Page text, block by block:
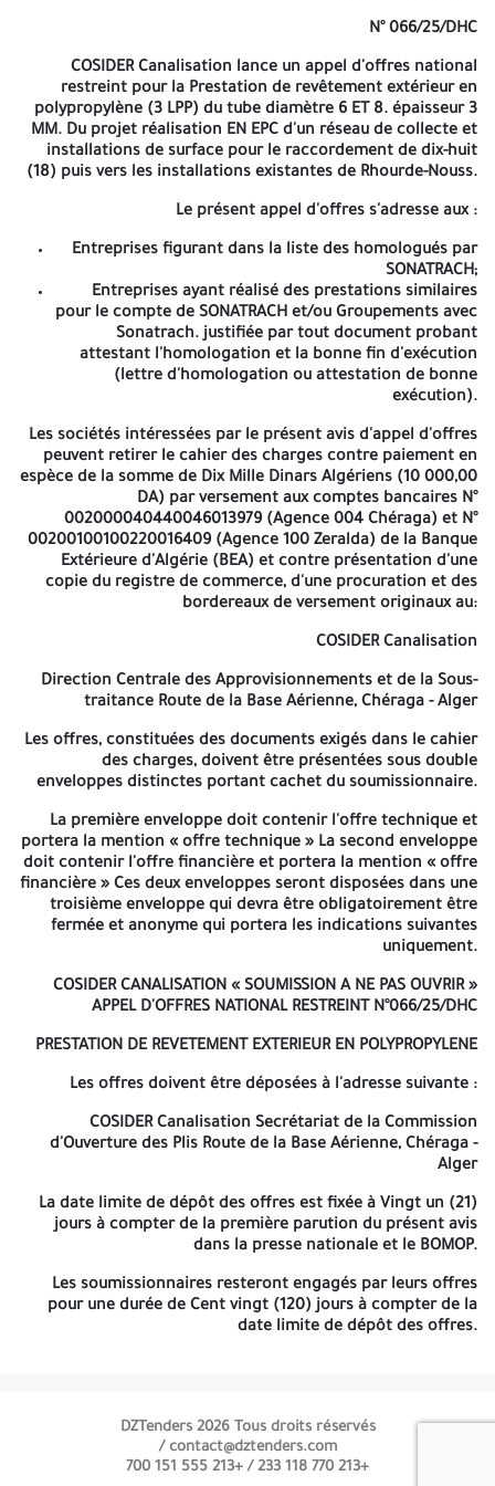
pour une durée de Cent vingt (120) jours à compter de la date
AVIS D'APPEL D'OFFRES NATIONAL
RESTREINT
N° 066/25/DHC
COSIDER Canalisation lance un appel d'offres national restreint
LPP) du tube diamètre 6 ET 8. épaisseur 3 MM. Du projet
réalisation EN EPC d'un réseau de collecte et installations de
surface pour le raccordement de dix-huit (18) puis vers les
installations existantes de Rhourde-Nouss.
Le présent appel d'offres s'adresse aux :
Entreprises figurant dans la liste des homologués par
Entreprises ayant réalisé des prestations similaires
pour le compte de SONATRACH et/ou Groupements
avec Sonatrach. justifiée par tout document probant
attestant l'homologation et la bonne fin d'exécution
(lettre d'homologation ou attestation de bonne
exécution).
Les sociétés intéressées par le présent avis d'appel d'offres
peuvent retirer le cahier des charges contre paiement en espèce
de la somme de Dix Mille Dinars Algériens (10 000,00 DA) par
versement aux comptes bancaires N° 002000040440046013979
100 Zeralda) de la Banque Extérieure d'Algérie (BEA) et contre
présentation d'une copie du registre de commerce, d'une
COSIDER Canalisation
traitance Route de la Base Aérienne, Chéraga - Alger
Les offres, constituées des documents exigés dans le cahier des
charges, doivent être présentées sous double enveloppes
distinctes portant cachet du soumissionnaire.
La première enveloppe doit contenir l'offre technique et portera
la mention « offre technique » La second enveloppe doit
contenir l'offre financière et portera la mention « offre
financière » Ces deux enveloppes seront disposées dans une
et anonyme qui portera les indications suivantes uniquement.
COSIDER CANALISATION« SOUMISSION A NE PAS OUVRIR »APPEL
PRESTATION DE REVETEMENT EXTERIEUR EN POLYPROPYLENE
COSIDER CanalisationSecrétariat de la Commission d'Ouverture
des Plis Route de la Base Aérienne, Chéraga - Alger
La date limite de dépôt des offres est fixée à Vingt un (21) jours à
compter de la première parution du présent avis dans la presse
nationale et le BOMOP.
N° 066/25/DHC
COSIDER Canalisation lance un appel d'offres national
restreint pour la Prestation de revêtement extérieur en
polypropylène (3 LPP) du tube diamètre 6 ET 8. épaisseur 3
MM. Du projet réalisation EN EPC d'un réseau de collecte et
installations de surface pour le raccordement de dix-huit
(18) puis vers les installations existantes de Rhourde-Nouss.
Le présent appel d'offres s'adresse aux :
Entreprises figurant dans la liste des homologués par
SONATRACH;
Entreprises ayant réalisé des prestations similaires
pour le compte de SONATRACH et/ou Groupements avec
Sonatrach. justifiée par tout document probant
attestant l'homologation et la bonne fin d'exécution
(lettre d'homologation ou attestation de bonne
exécution).
Les sociétés intéressées par le présent avis d'appel d'offres
peuvent retirer le cahier des charges contre paiement en
espèce de la somme de Dix Mille Dinars Algériens (10 000,00
DA) par versement aux comptes bancaires N°
002000040440046013979 (Agence 004 Chéraga) et N°
00200100100220016409 (Agence 100 Zeralda) de la Banque
Extérieure d'Algérie (BEA) et contre présentation d'une
copie du registre de commerce, d'une procuration et des
bordereaux de versement originaux au:
COSIDER Canalisation
Direction Centrale des Approvisionnements et de la Sous-
traitance Route de la Base Aérienne, Chéraga - Alger
Les offres, constituées des documents exigés dans le cahier
des charges, doivent être présentées sous double
enveloppes distinctes portant cachet du soumissionnaire.
La première enveloppe doit contenir l'offre technique et
portera la mention « offre technique » La second enveloppe
doit contenir l'offre financière et portera la mention « offre
financière » Ces deux enveloppes seront disposées dans une
troisième enveloppe qui devra être obligatoirement être
fermée et anonyme qui portera les indications suivantes
uniquement.
COSIDER CANALISATION « SOUMISSION A NE PAS OUVRIR »
APPEL D'OFFRES NATIONAL RESTREINT N°066/25/DHC
PRESTATION DE REVETEMENT EXTERIEUR EN POLYPROPYLENE
Les offres doivent être déposées à l'adresse suivante :
COSIDER Canalisation Secrétariat de la Commission
d'Ouverture des Plis Route de la Base Aérienne, Chéraga -
Alger
La date limite de dépôt des offres est fixée à Vingt un (21)
jours à compter de la première parution du présent avis
dans la presse nationale et le BOMOP.
Les soumissionnaires resteront engagés par leurs offres
pour une durée de Cent vingt (120) jours à compter de la
date limite de dépôt des offres.
DZTenders 2026 Tous droits réservés
contact@dztenders.com /
+213 770 118 233 /
+213 555 151 700